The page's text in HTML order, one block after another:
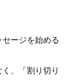
ージを始める
、「割り切り